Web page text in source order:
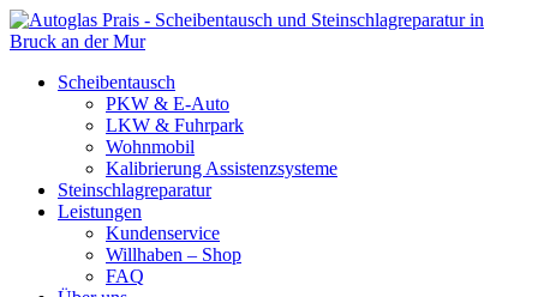
Scheibentausch
PKW & E-Auto
LKW & Fuhrpark
Wohnmobil
Kalibrierung Assistenzsysteme
Steinschlagreparatur
Leistungen
Kundenservice
Willhaben – Shop
FAQ